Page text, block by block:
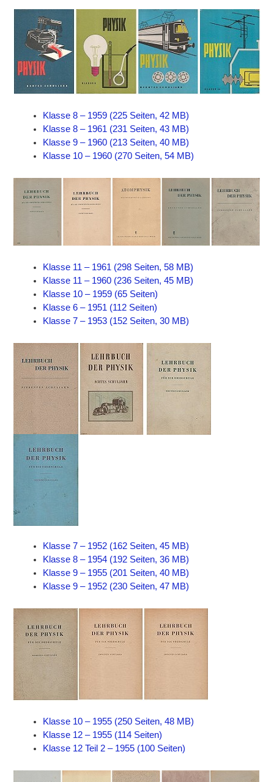
Klasse 8 – 1959 (225 Seiten, 42 MB)
Klasse 8 – 1961 (231 Seiten, 43 MB)
Klasse 9 – 1960 (213 Seiten, 40 MB)
Klasse 10 – 1960 (270 Seiten, 54 MB)
Klasse 11 – 1961 (298 Seiten, 58 MB)
Klasse 11 – 1960 (236 Seiten, 45 MB)
Klasse 10 – 1959 (65 Seiten)
Klasse 6 – 1951 (112 Seiten)
Klasse 7 – 1953 (152 Seiten, 30 MB)
Klasse 7 – 1952 (162 Seiten, 45 MB)
Klasse 8 – 1954 (192 Seiten, 36 MB)
Klasse 9 – 1955 (201 Seiten, 40 MB)
Klasse 9 – 1952 (230 Seiten, 47 MB)
Klasse 10 – 1955 (250 Seiten, 48 MB)
Klasse 12 – 1955 (114 Seiten)
Klasse 12 Teil 2 – 1955 (100 Seiten)